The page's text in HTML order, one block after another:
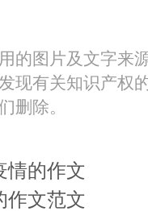
的图片及文字来
现有关知识产权
删除。
情的作文
作文范文